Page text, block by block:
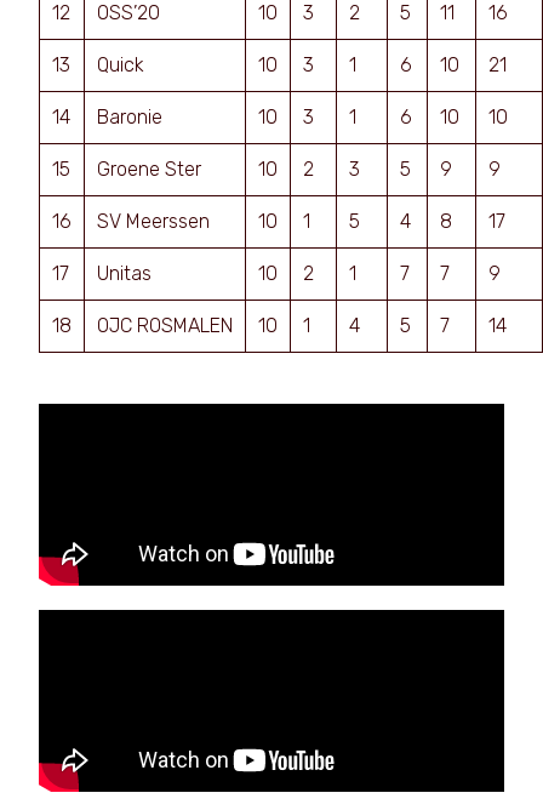
12 OSS’20 10 3 2 5 11 16
13 Quick 10 3 1 6 10 21
14 Baronie 10 3 1 6 10 10
15 Groene Ster 10 2 3 5 9 9
16 SV Meerssen 10 1 5 4 8 17
17 Unitas 10 2 1 7 7 9
18 OJC ROSMALEN 10 1 4 5 7 14